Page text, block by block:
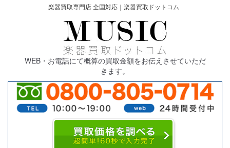
楽器買取専門店 全国対応｜楽器買取ドットコム
WEB・お電話にて概算の買取金額をお伝えさせていただ
きます。